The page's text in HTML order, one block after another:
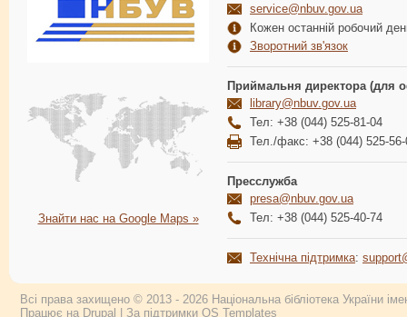
Знайти нас на Google Maps »
service@nbuv.gov.ua
Кожен останній робочий
Зворотний зв'язок
Приймальня директора (для
library@nbuv.gov.ua
Тел: +38 (044) 525-81-04
Тел./факс: +38 (044) 525-56-
Пресслужба
presa@nbuv.gov.ua
Тел: +38 (044) 525-40-74
Технічна підтримка:
Всі права захищено © 2013 - 2026 Національна бібліотека України
Працює на Drupal | За підтримки OS Templates